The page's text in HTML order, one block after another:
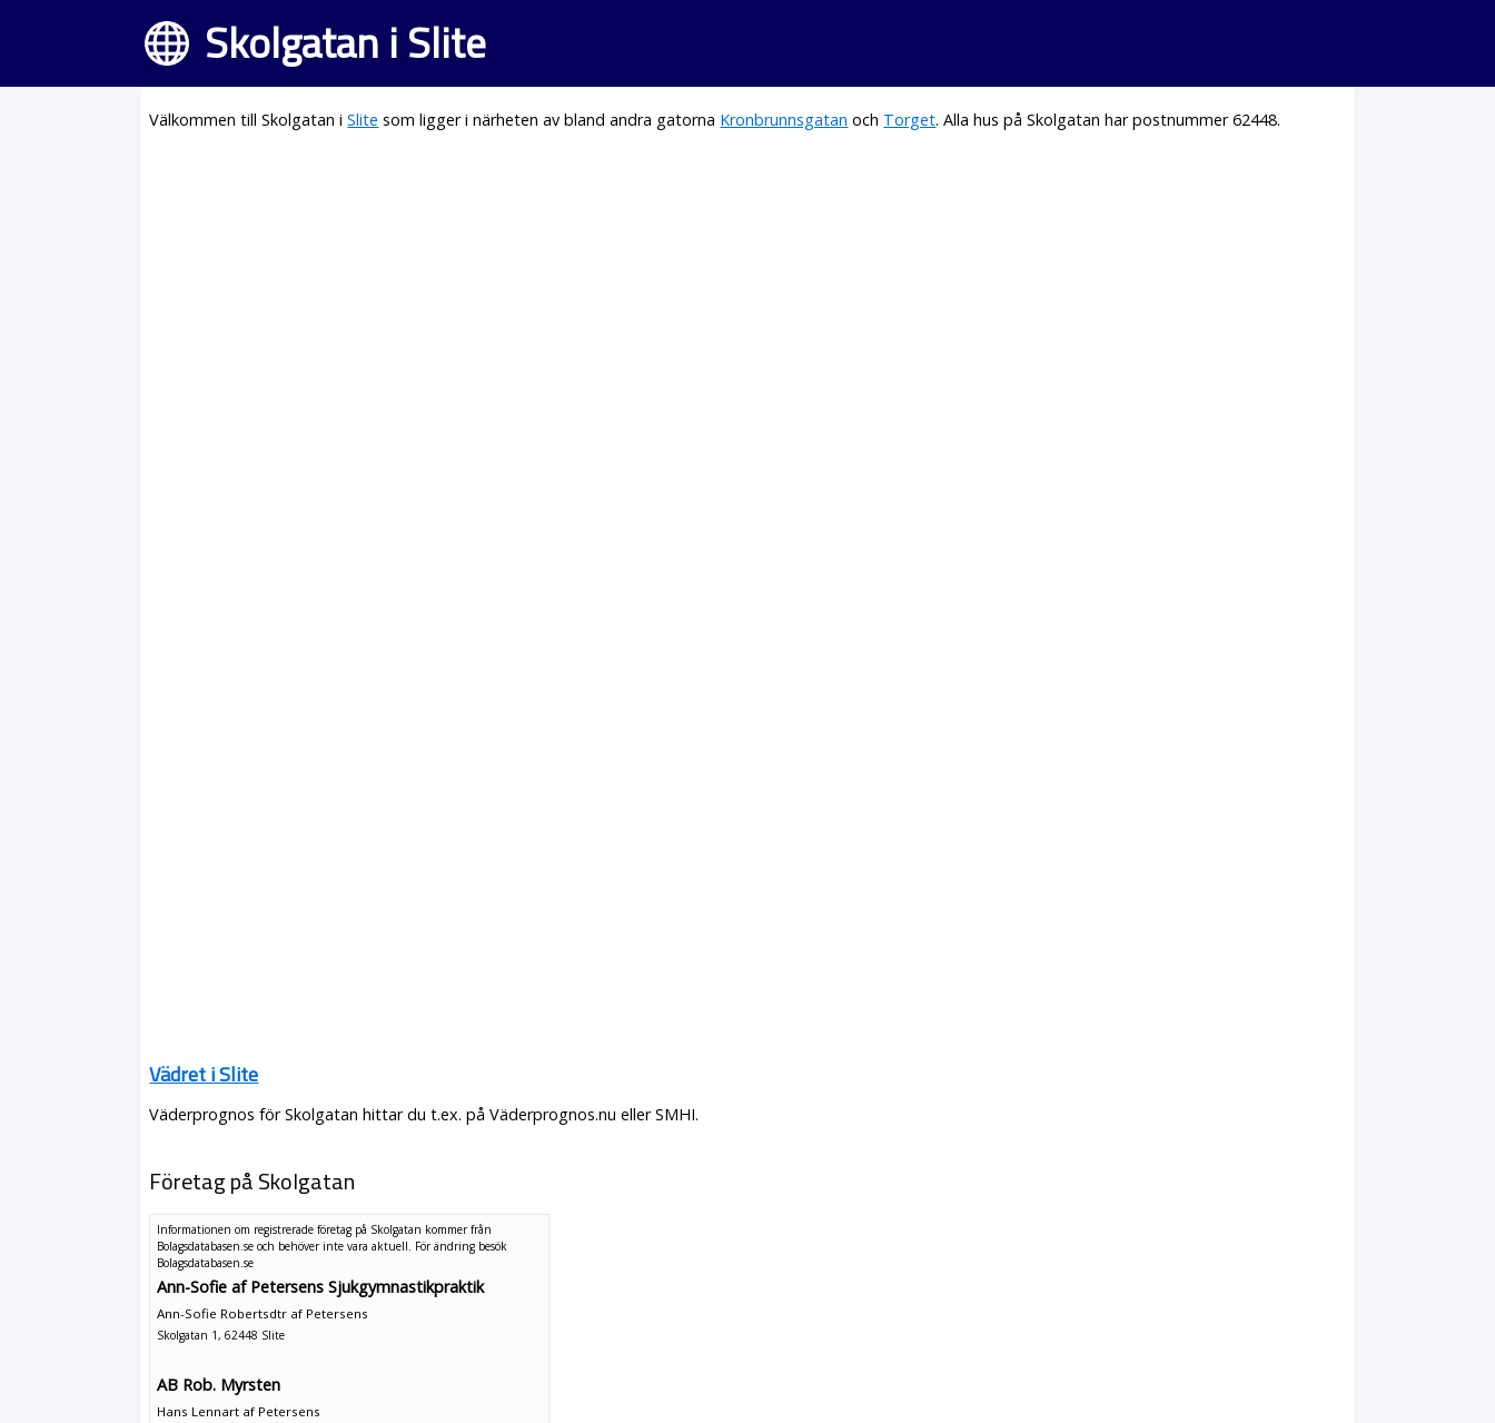
Skolgatan i Slite
Välkommen till Skolgatan iSlite som ligger i närheten av bland andra gatorna Kronbrunnsgatan och Torget. Alla hus på Skolgatan har postnummer 62448.
Vädret i Slite
Väderprognos för Skolgatan hittar du t.ex. på Väderprognos.nu eller SMHI.
Företag på Skolgatan
Informationen om registrerade företag på Skolgatan kommer från
Bolagsdatabasen.se och behöver inte vara aktuell. För ändring besök
Bolagsdatabasen.se
Ann-Sofie af Petersens Sjukgymnastikpraktik
Ann-Sofie Robertsdtr af Petersens
Skolgatan 1, 62448 Slite
AB Rob. Myrsten
Hans Lennart af Petersens